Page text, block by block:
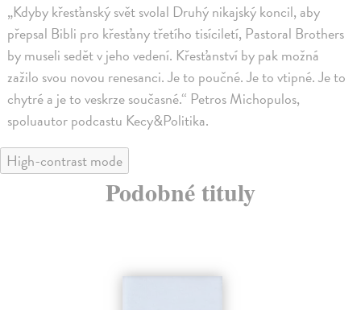
„Kdyby křesťanský svět svolal Druhý nikajský koncil, aby
přepsal Bibli pro křesťany třetího tisíciletí, Pastoral Brothers
by museli sedět v jeho vedení. Křesťanství by pak možná
zažilo svou novou renesanci. Je to poučné. Je to vtipné. Je to
chytré a je to veskrze současné.“ Petros Michopulos,
spoluautor podcastu Kecy&Politika.
High-contrast mode
Podobné tituly